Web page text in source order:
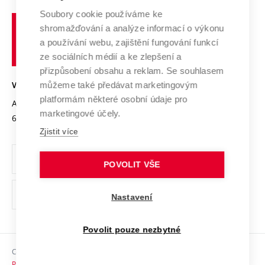
Výzkumné infrastruktury
Transfer znalostí
Open Science
Projekty
Projekty ze strukturálních fondů
Specifický výzkum
Spolupráce se školami
Mezinárodní dohody
Univerzitní sítě
Profil univerzity
Udržitelná univerzita
Podnikavá univerzita / ContriBUTe
Bezpečná univerzita
Vyznamenání
Organizační struktura
Ochrana osobních údajů
odkaz)
Sociální bezpečí
učení
technické
Brně
VYSOKÉ UČENÍ TECHNICKÉ V BRNĚ
Antonínská 548/1
602 00 Brno
www.vut.cz
vut@vutbr.cz
Copyright © 2026 VUT
Soubory cookie používáme ke
shromažďování a analýze informací o výkonu
a používání webu, zajištění fungování funkcí
ze sociálních médií a ke zlepšení a
přizpůsobení obsahu a reklam. Se souhlasem
můžeme také předávat marketingovým
platformám některé osobní údaje pro
marketingové účely.
Zjistit více
POVOLIT VŠE
Nastavení
Povolit pouze nezbytné